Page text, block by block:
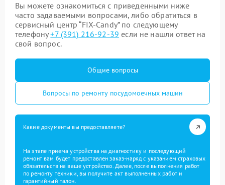
Вы можете ознакомиться с приведенными ниже
часто задаваемыми вопросами, либо обратиться в
сервисный центр “FIX-Candy” по следующему
телефону+7 (391) 216-92-39 если не нашли ответ на
свой вопрос.
Общие вопросы
Вопросы по ремонту посудомоечных машин
Какие документы вы предоставляете?
На этапе приема устройства на диагностику и последующий
ремонт вам будет предоставлен заказ-наряд с указанием страховых
обязательств на ваше устройство. Далее, после выполнения работ
по ремонту техники, вы получите акт выполненных работ и
гарантийный талон.